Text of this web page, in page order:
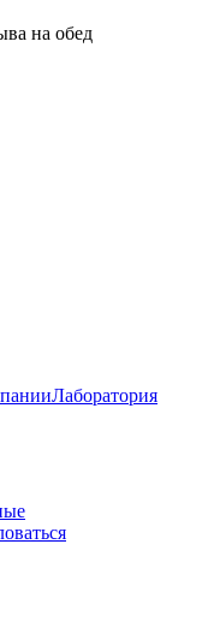
на обед
Лаборатория